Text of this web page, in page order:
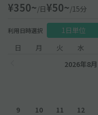
¥350~/日¥50~/15分
利用日時選択 1日単位
日
月 火 水
2026年8月
9 10 11 12